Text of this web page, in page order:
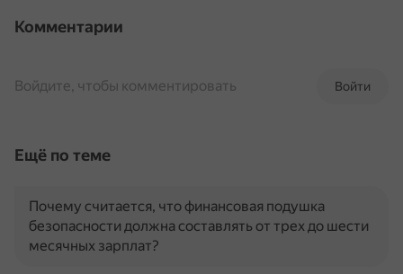
Комментарии
Войти
Войдите, чтобы комментировать
Ещё по теме
Почему считается, что финансовая подушка
безопасности должна составлять от трех до шести
месячных зарплат?